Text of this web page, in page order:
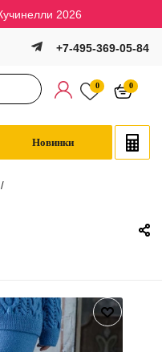
2026
+7-495-369-05-84
0 0
Новинки
/